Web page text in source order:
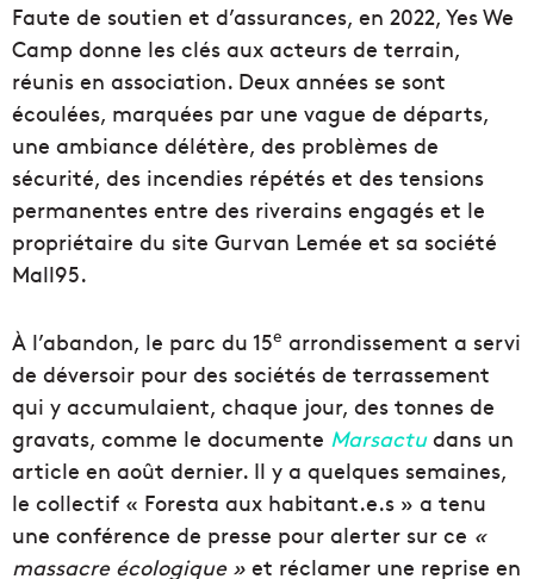
Faute de soutien et d’assurances, en 2022, Yes We
Camp donne les clés aux acteurs de terrain,
réunis en association. Deux années se sont
écoulées, marquées par une vague de départs,
une ambiance délétère, des problèmes de
sécurité, des incendies répétés et des tensions
permanentes entre des riverains engagés et le
propriétaire du site Gurvan Lemée et sa société
Mall95.
À l’abandon, le parc du 15e arrondissement a servi
de déversoir pour des sociétés de terrassement
qui y accumulaient, chaque jour, des tonnes de
gravats, comme le documente Marsactudans un
article en août dernier. Il y a quelques semaines,
le collectif « Foresta aux habitant.e.s » a tenu
une conférence de presse pour alerter sur ce «
massacre écologique » et réclamer une reprise en